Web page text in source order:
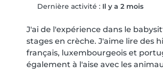
Dernière activité : Il y a 2 mois
J'ai de l'expérience dans le
stages en crèche. J'aime lire des
français, luxembourgeois et
également à l'aise avec les